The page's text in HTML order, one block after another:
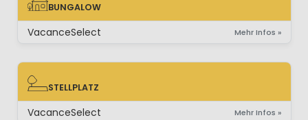
BUNGALOW
BUNGALOW
VacanceSelect Mehr Infos »
STELLPLATZ
STELLPLATZ
VacanceSelect Mehr Infos »